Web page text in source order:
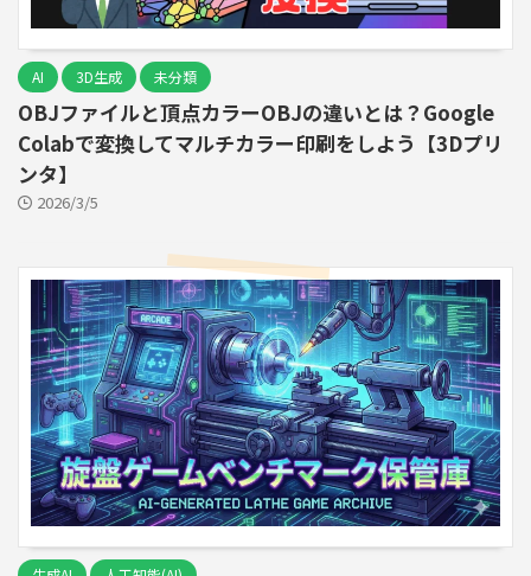
AI 3D生成 未分類
OBJファイルと頂点カラーOBJの違いとは？Google
Colabで変換してマルチカラー印刷をしよう【3Dプリ
ンタ】
2026/3/5